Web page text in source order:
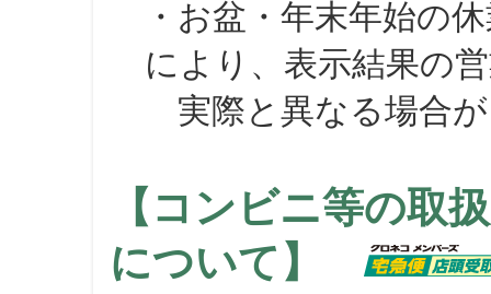
・お盆・年末年始の
により、表示結果の
実際と異なる場合が
【コンビニ等の取
について】